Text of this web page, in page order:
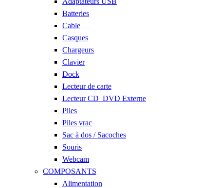
Batteries
Cable
Casques
Chargeurs
Clavier
Dock
Lecteur de carte
Lecteur CD_DVD Externe
Piles
Piles vrac
Sac à dos / Sacoches
Souris
Webcam
COMPOSANTS
Alimentation